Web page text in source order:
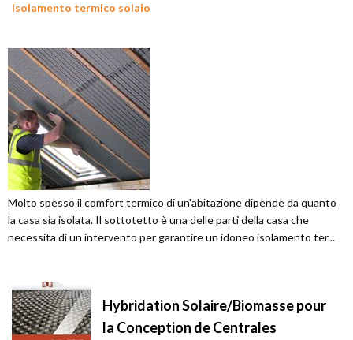
Isolamento termico solaio
Molto spesso il comfort termico di un'abitazione dipende da quanto
la casa sia isolata. Il sottotetto è una delle parti della casa che
necessita di un intervento per garantire un idoneo isolamento ter...
Hybridation Solaire/Biomasse pour
la Conception de Centrales